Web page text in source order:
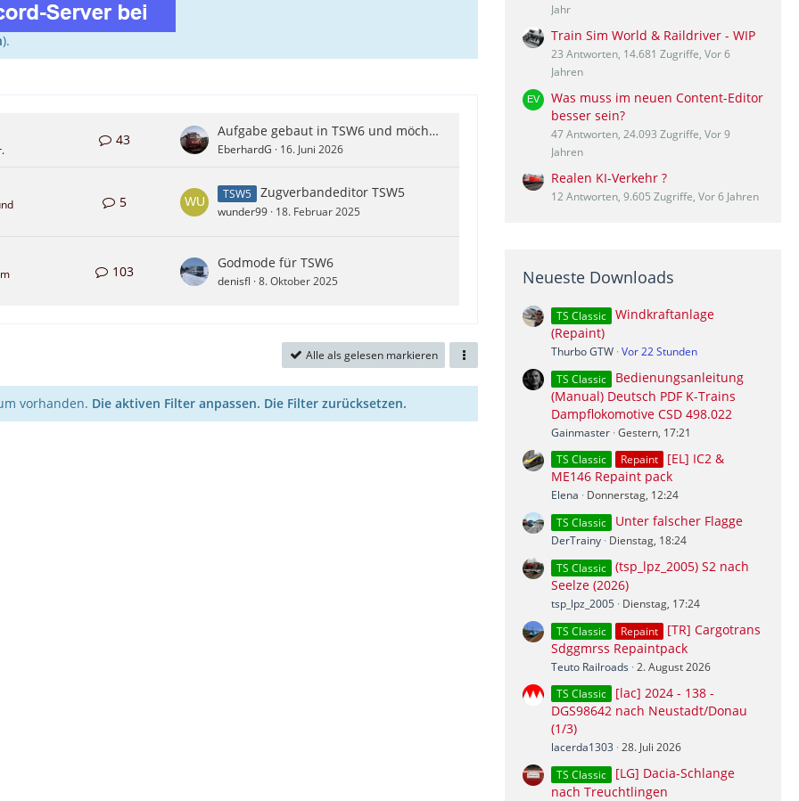
).
43
Aufgabe gebaut in TSW6 und möchte die veröffentlichen
EberhardG 16. Juni 2026
5 TSW5 Zugverbandeditor TSW5
wunder99 18. Februar 2025
103
Godmode für TSW6
denisfl 8. Oktober 2025
Alle als gelesen markieren
vorhanden. Die aktiven Filter anpassen. Die Filter zurücksetzen.
Jahr
Train Sim World & Raildriver - WIP
23 Antworten, 14.681 Zugriffe, Vor 6
Jahren
Was muss im neuen Content-Editor
besser sein?
47 Antworten, 24.093 Zugriffe, Vor 9
Jahren
Realen KI-Verkehr ?
12 Antworten, 9.605 Zugriffe, Vor 6 Jahren
Neueste Downloads
TS Classic Windkraftanlage
(Repaint)
Thurbo GTW Vor 22 Stunden
TS Classic
Bedienungsanleitung
(Manual) Deutsch PDF K-Trains
Dampflokomotive CSD 498.022
Gainmaster Gestern, 17:21
TS Classic
Repaint
[EL] IC2 &
ME146 Repaint pack
Elena
Donnerstag, 12:24
TS Classic
Unter falscher Flagge
DerTrainy Dienstag, 18:24
TS Classic (tsp_lpz_2005) S2 nach
Seelze (2026)
tsp_lpz_2005
Dienstag, 17:24
TS Classic
Repaint
[TR] Cargotrans
Sdggmrss Repaintpack
Teuto Railroads 2. August 2026
TS Classic
[lac] 2024 - 138 -
DGS98642 nach Neustadt/Donau
(1/3)
lacerda1303 28. Juli 2026
TS Classic
[LG] Dacia-Schlange
nach Treuchtlingen